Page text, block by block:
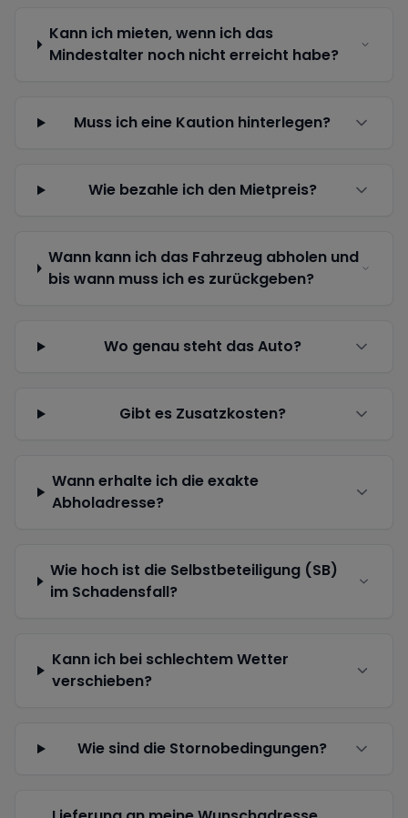
Kann ich mieten, wenn ich das
Mindestalter noch nicht erreicht habe?
Muss ich eine Kaution hinterlegen?
Wie bezahle ich den Mietpreis?
Wann kann ich das Fahrzeug abholen und
bis wann muss ich es zurückgeben?
Wo genau steht das Auto?
Gibt es Zusatzkosten?
Wann erhalte ich die exakte
Abholadresse?
Wie hoch ist die Selbstbeteiligung (SB)
im Schadensfall?
Kann ich bei schlechtem Wetter
verschieben?
Wie sind die Stornobedingungen?